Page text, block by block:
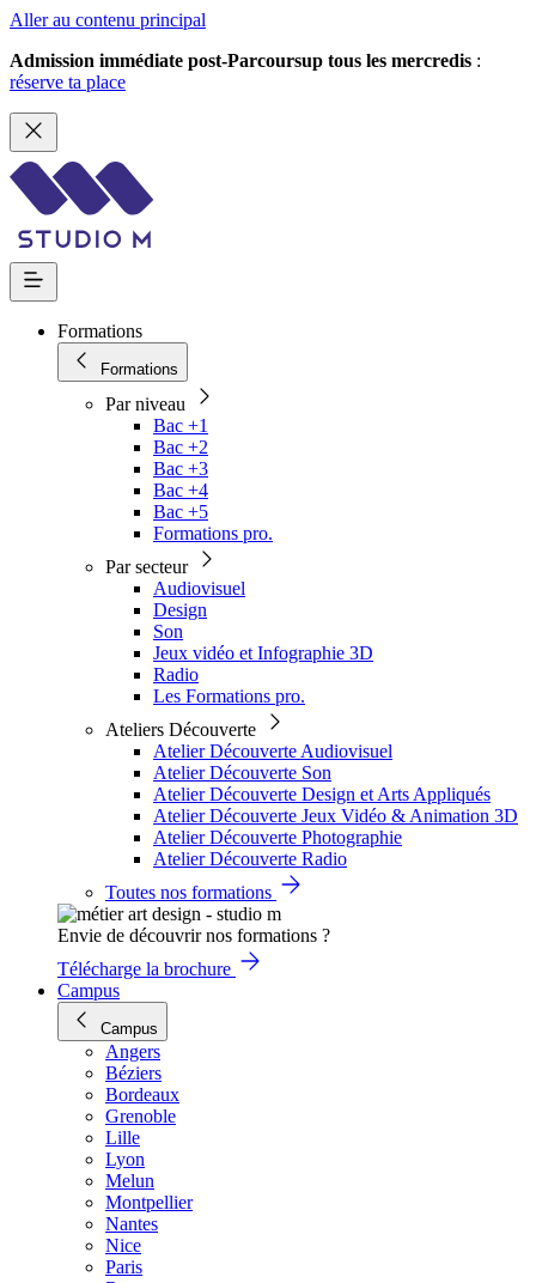
Aller au contenu principal
Admission immédiate post-Parcoursup tous les mercredis :
réserve ta place
Formations
Formations
Par niveau
Bac +1
Bac +2
Bac +3
Bac +4
Bac +5
Formations pro.
Par secteur
Audiovisuel
Design
Son
Jeux vidéo et Infographie 3D
Radio
Les Formations pro.
Ateliers Découverte
Atelier Découverte Audiovisuel
Atelier Découverte Son
Atelier Découverte Design et Arts Appliqués
Atelier Découverte Jeux Vidéo & Animation 3D
Atelier Découverte Photographie
Atelier Découverte Radio
Toutes nos formations
Envie de découvrir nos formations ?
Télécharge la brochure
Campus
Campus
Angers
Béziers
Bordeaux
Grenoble
Lille
Lyon
Melun
Montpellier
Nantes
Nice
Paris